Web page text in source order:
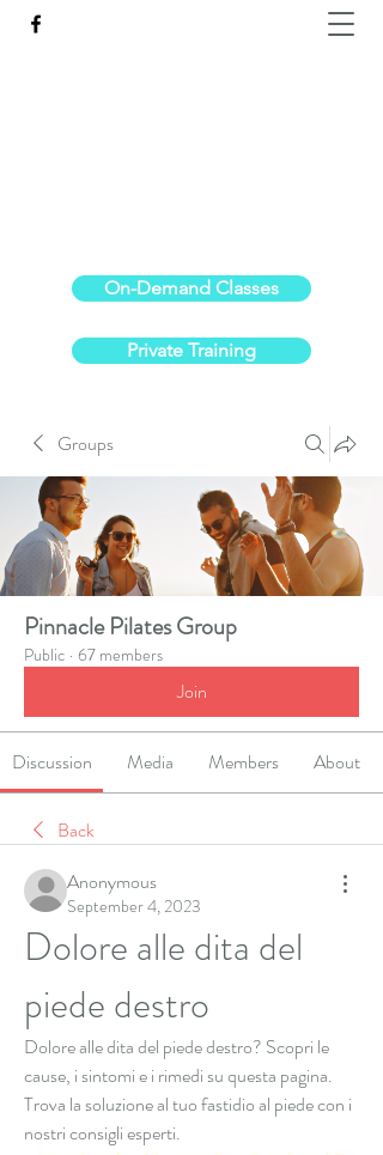
Private Training
On-Demand Classes
Groups
Pinnacle Pilates Group
Public · 67 members
Join
Discussion Media Members About
Back
Anonymous
September 4, 2023
Dolore alle dita del
piede destro
Dolore alle dita del piede destro? Scopri le
cause, i sintomi e i rimedi su questa pagina.
Trova la soluzione al tuo fastidio al piede con i
nostri consigli esperti.